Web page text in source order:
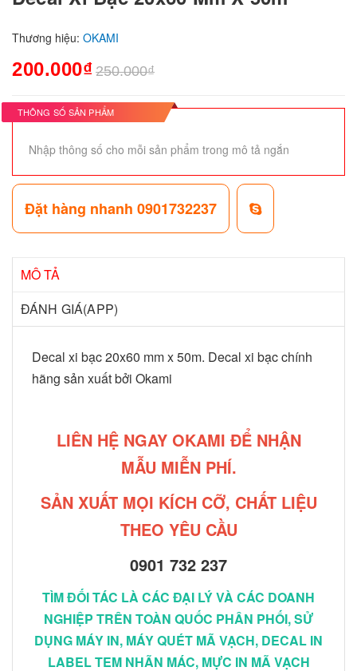
Thương hiệu: OKAMI
200.000₫ 250.000₫
THÔNG SỐ SẢN PHẨM
Nhập thông số cho mỗi sản phẩm trong mô tả ngắn
Đặt hàng nhanh 0901732237
MÔ TẢ
ĐÁNH GIÁ(APP)
Decal xi bạc 20x60 mm x 50m. Decal xi bạc chính
hãng sản xuất bởi Okami
LIÊN HỆ NGAY OKAMI ĐỂ NHẬN
MẪU MIỄN PHÍ.
SẢN XUẤT MỌI KÍCH CỠ, CHẤT LIỆU
THEO YÊU CẦU
0901 732 237
TÌM ĐỐI TÁC LÀ CÁC ĐẠI LÝ VÀ CÁC DOANH
NGHIỆP TRÊN TOÀN QUỐC PHÂN PHỐI, SỬ
DỤNG MÁY IN, MÁY QUÉT MÃ VẠCH, DECAL IN
LABEL TEM NHÃN MÁC, MỰC IN MÃ VẠCH